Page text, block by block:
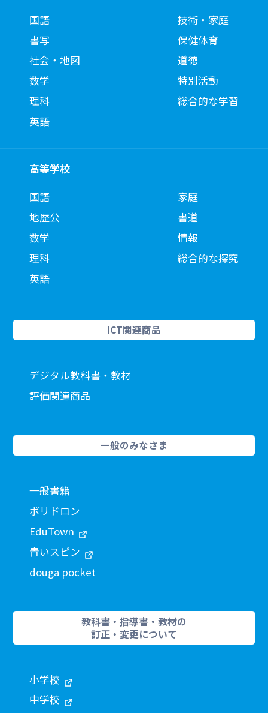
国語
書写
社会・地図
数学
理科
英語
技術・家庭
保健体育
道徳
特別活動
総合的な学習
高等学校
国語
地歴公
数学
理科
英語
家庭
書道
情報
総合的な探究
ICT関連商品
デジタル教科書・教材
評価関連商品
一般のみなさま
一般書籍
ポリドロン
EduTown
青いスピン
douga pocket
教科書・指導書・教材の
訂正・変更について
小学校
中学校